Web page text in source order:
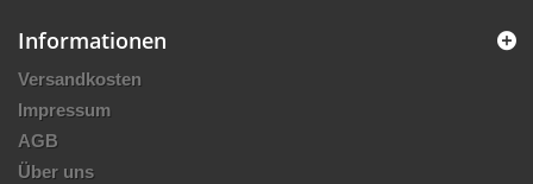
Informationen
Versandkosten
Impressum
AGB
Über uns